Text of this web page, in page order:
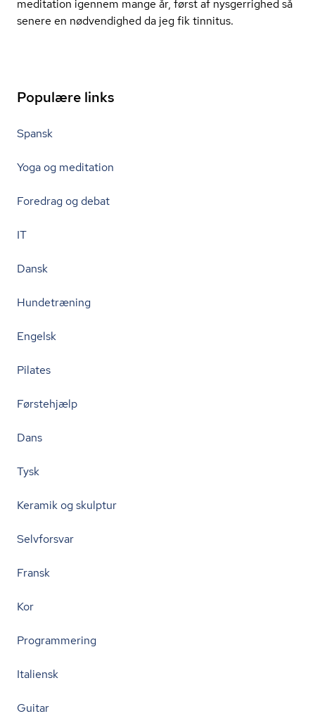
meditation igennem mange år, først af nysgerrighed så
senere en nødvendighed da jeg fik tinnitus.
Populære links
Spansk
Yoga og meditation
Foredrag og debat
IT
Dansk
Hundetræning
Engelsk
Pilates
Førstehjælp
Dans
Tysk
Keramik og skulptur
Selvforsvar
Fransk
Kor
Programmering
Italiensk
Guitar